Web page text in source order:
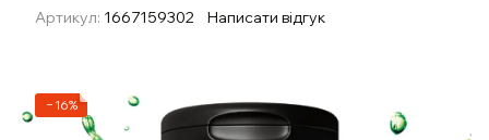
Артикул: 1667159302 Написати відгук
−16%